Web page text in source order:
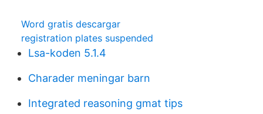
Word gratis descargar
registration plates suspended
Lsa-koden 5.1.4
Charader meningar barn
Integrated reasoning gmat tips